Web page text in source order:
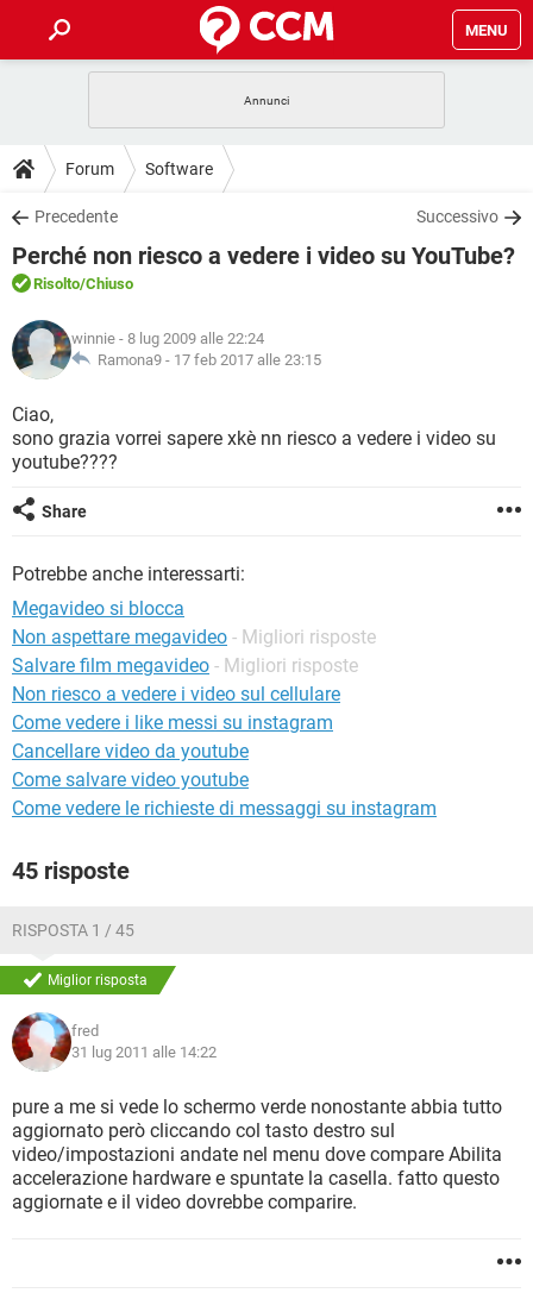
MENU
INTRATTENIMENTO
iOS
INSTAGRAM WHATSAPP
TIKTOK
HARDWARE
GUIDE
COVID-19
iOS
INSTAGRAM
TIKTOK FACEBOOK
DOWNLOAD
COVID-19 GAMING
INTRATTENIMENTO
iOS
INSTAGRAM
TIKTOK
HARDWARE
FORUM
COVID-19
INTRATTENIMENTO ANDROID
INSTAGRAM WHATSAPP
HARDWARE
GLOSSARIO
COVID-19
INTRATTENIMENTO
iOS
INSTAGRAM
HARDWARE
Forum Software
Precedente Successivo
Perché non riesco a vedere i video su YouTube?
Risolto/Chiuso
winnie - 8 lug 2009 alle 22:24
Ramona9 - 17 feb 2017 alle 23:15
Ciao,
sono grazia vorrei sapere xkè nn riesco a vedere i video su
youtube????
Share
Potrebbe anche interessarti:
Megavideo si blocca
Non aspettare megavideo - Migliori risposte
Salvare film megavideo - Migliori risposte
Non riesco a vedere i video sul cellulare
Come vedere i like messi su instagram
Cancellare video da youtube
Come salvare video youtube
Come vedere le richieste di messaggi su instagram
45 risposte
RISPOSTA 1 / 45
Miglior risposta
fred
31 lug 2011 alle 14:22
pure a me si vede lo schermo verde nonostante abbia tutto
aggiornato però cliccando col tasto destro sul
video/impostazioni andate nel menu dove compare Abilita
accelerazione hardware e spuntate la casella. fatto questo
aggiornate e il video dovrebbe comparire.